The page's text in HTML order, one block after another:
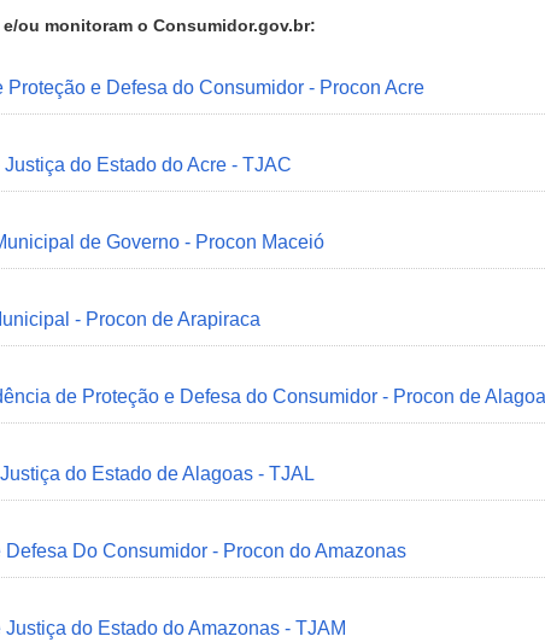
ou monitoram o Consumidor.gov.br:
Proteção e Defesa do Consumidor - Procon Acre
do Estado do Acre - TJAC
de Governo - Procon Maceió
- Procon de Arapiraca
de Proteção e Defesa do Consumidor - Procon de
do Estado de Alagoas - TJAL
Defesa Do Consumidor - Procon do Amazonas
do Estado do Amazonas - TJAM